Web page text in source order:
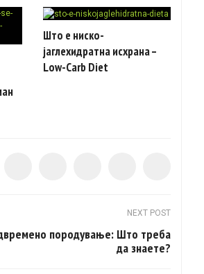
Што е ниско-
јаглехидратна исхрана –
Low-Carb Diet
NEXT POST
породување: Што треба
да знаете?